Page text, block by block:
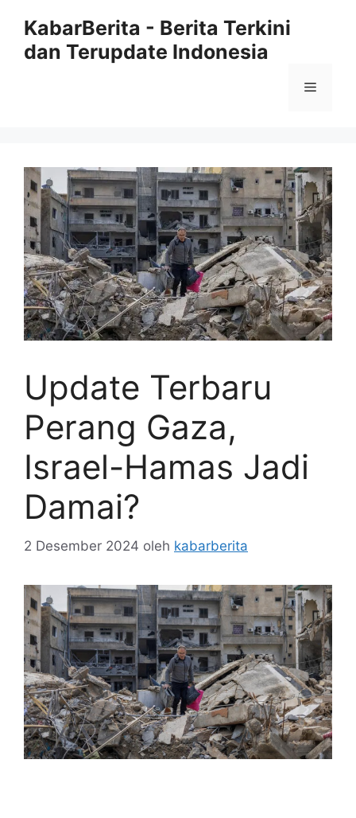
KabarBerita - Berita Terkini
dan Terupdate Indonesia
Menu
Update Terbaru
Perang Gaza,
Israel-Hamas Jadi
Damai?
2 Desember 2024 oleh kabarberita